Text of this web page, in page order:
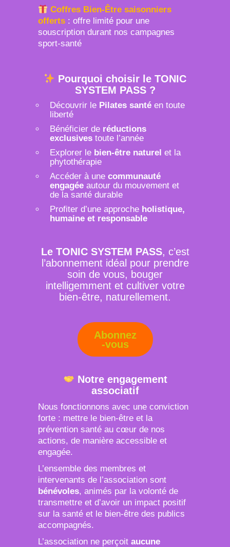
Coffres Bien-Être saisonniers
offerts : offre limité pour une
souscription durant nos campagnes
sport-santé
Pourquoi choisir le TONIC
SYSTEM PASS ?
Découvrir le Pilates santé en toute
liberté
Bénéficier de réductions
exclusives toute l’année
Explorer le bien-être naturel et la
phytothérapie
Accéder à une communauté
engagée autour du mouvement et
de la santé durable
Profiter d’une approche holistique,
humaine et responsable
Le TONIC SYSTEM PASS, c’est
l’abonnement idéal pour prendre
soin de vous, bouger
intelligemment et cultiver votre
bien-être, naturellement.
Abonnez
-vous
Notre engagement
associatif
Nous fonctionnons avec une conviction
forte : mettre le bien-être et la
prévention santé au cœur de nos
actions, de manière accessible et
engagée.
L’ensemble des membres et
intervenants de l’association sont
bénévoles, animés par la volonté de
transmettre et d’avoir un impact positif
sur la santé et le bien-être des publics
accompagnés.
L’association ne perçoit aucune